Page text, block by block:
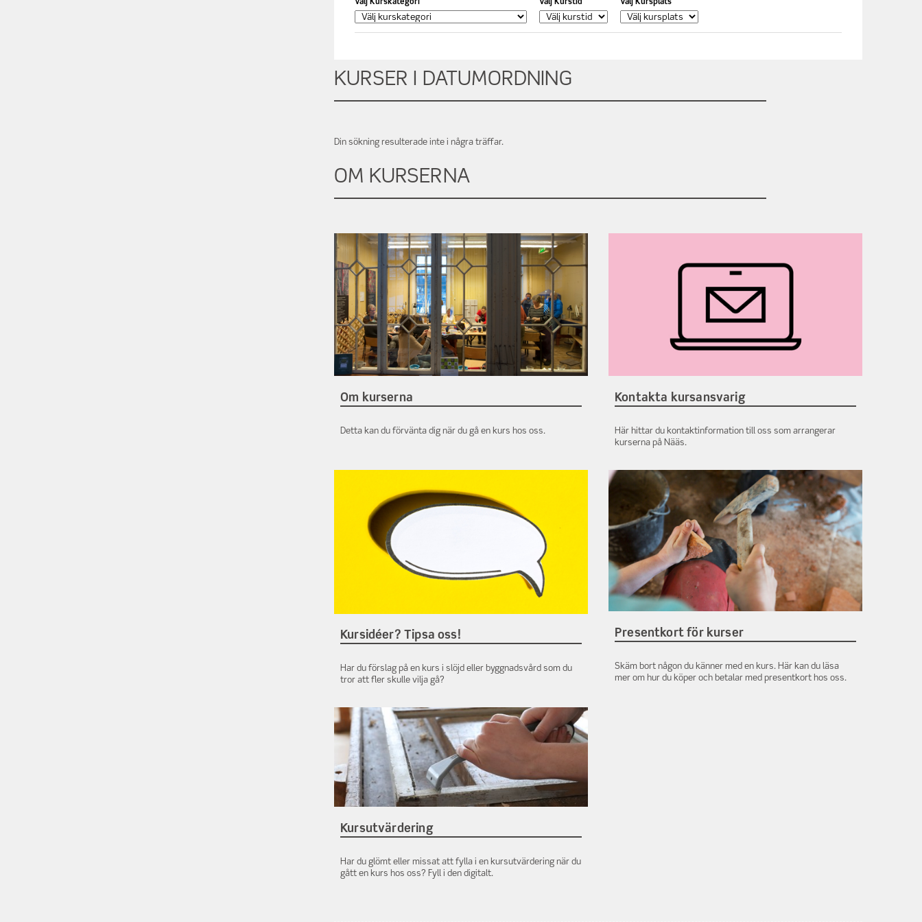
n
i
k
Välj Kurskategori Välj Kurstid Välj Kursplats
KURSER I DATUMORDNING
Din sökning resulterade inte i några träffar.
OM KURSERNA
Om kurserna
Detta kan du förvänta dig när du gå en kurs hos oss.
Kontakta kursansvarig
Här hittar du kontaktinformation till oss som arrangerar
kurserna på Nääs.
Kursidéer? Tipsa oss!
Har du förslag på en kurs i slöjd eller byggnadsvård som du
tror att fler skulle vilja gå?
Presentkort för kurser
Skäm bort någon du känner med en kurs. Här kan du läsa
mer om hur du köper och betalar med presentkort hos oss.
Kursutvärdering
Har du glömt eller missat att fylla i en kursutvärdering när du
gått en kurs hos oss? Fyll i den digitalt.